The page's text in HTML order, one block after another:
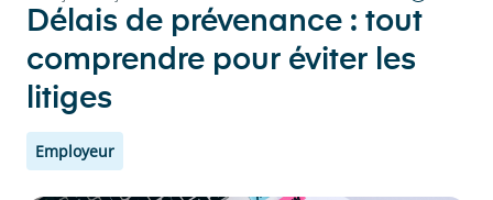
Délais de prévenance : tout
comprendre pour éviter les
litiges
Employeur